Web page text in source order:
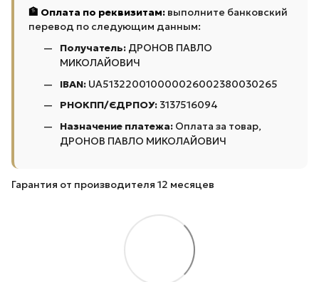
🏦 Оплата по реквизитам: выполните банковский
перевод по следующим данным:
Получатель: ДРОНОВ ПАВЛО
МИКОЛАЙОВИЧ
IBAN: UA513220010000026002380030265
РНОКПП/ЄДРПОУ: 3137516094
Назначение платежа: Оплата за товар,
ДРОНОВ ПАВЛО МИКОЛАЙОВИЧ
Гарантия от производителя 12 месяцев